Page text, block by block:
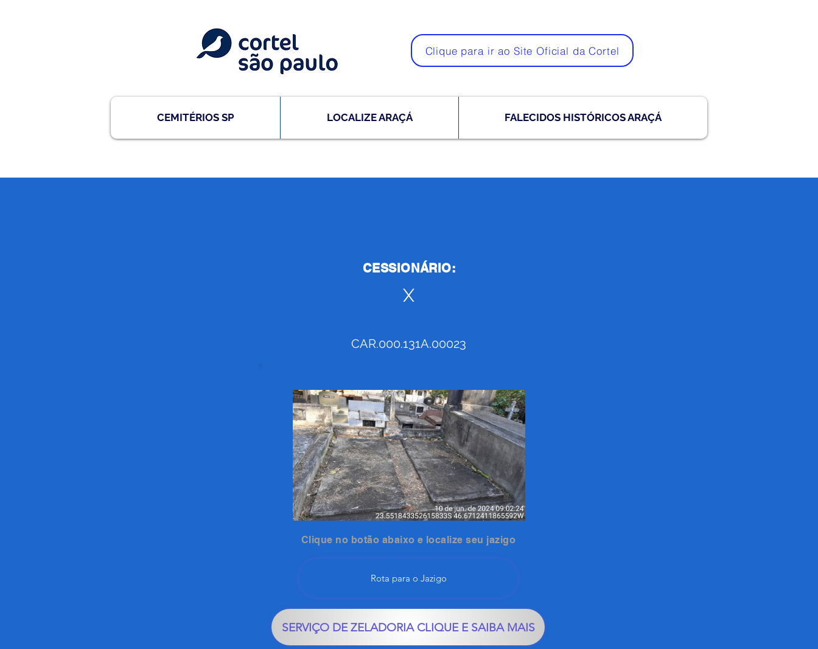
Clique para ir ao Site Oficial da Cortel
CEMITÉRIOS SP LOCALIZE ARAÇÁ FALECIDOS HISTÓRICOS ARAÇÁ
CESSIONÁRIO:
X
CAR.000.131A.00023
Clique no botão abaixo e localize seu jazigo
Rota para o Jazigo
SERVIÇO DE ZELADORIA CLIQUE E SAIBA MAIS